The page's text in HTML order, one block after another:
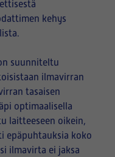
kehys
suunniteltu
ilmavirran
tasaisen
optimaalisella
laitteeseen oikein,
epäpuhtauksia koko
ilmavirta ei jaksa